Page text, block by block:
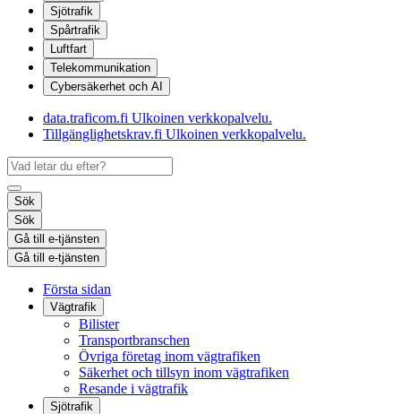
Sjötrafik
Spårtrafik
Luftfart
Telekommunikation
Cybersäkerhet och AI
data.traficom.fi Ulkoinen verkkopalvelu.
Tillgänglighetskrav.fi Ulkoinen verkkopalvelu.
Sök
Sök
Gå till e-tjänsten
Gå till e-tjänsten
Första sidan
Vägtrafik
Bilister
Transportbranschen
Övriga företag inom vägtrafiken
Säkerhet och tillsyn inom vägtrafiken
Resande i vägtrafik
Sjötrafik